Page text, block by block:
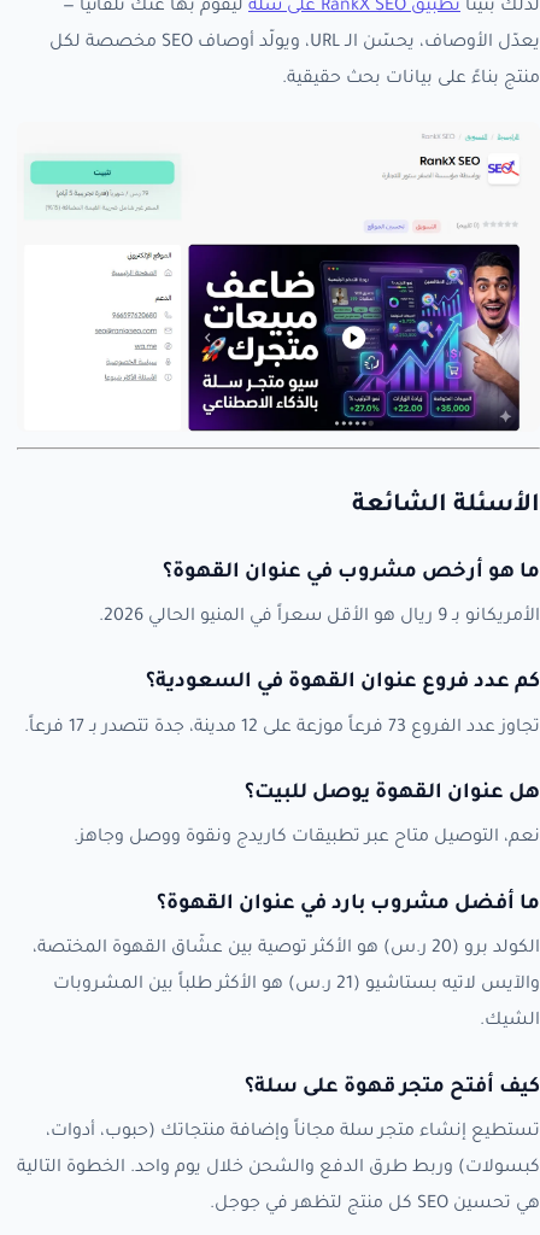
لذلك بنينا تطبيق RankX SEO على سلة
ليقوم بها عنك تلقائياً —
يعدّل الأوصاف، يحسّن الـ URL، ويولّد أوصاف SEO مخصصة لكل
منتج بناءً على بيانات بحث حقيقية.
الأسئلة الشائعة
ما هو أرخص مشروب في عنوان القهوة؟
الأمريكانو بـ 9 ريال هو الأقل سعراً في المنيو الحالي 2026.
كم عدد فروع عنوان القهوة في السعودية؟
تجاوز عدد الفروع 73 فرعاً موزعة على 12 مدينة، جدة تتصدر بـ 17 فرعاً.
هل عنوان القهوة يوصل للبيت؟
نعم، التوصيل متاح عبر تطبيقات كاريدج ونقوة ووصل وجاهز.
ما أفضل مشروب بارد في عنوان القهوة؟
الكولد برو (20 ر.س) هو الأكثر توصية بين عشّاق القهوة المختصة،
والآيس لاتيه بستاشيو (21 ر.س) هو الأكثر طلباً بين المشروبات
الشيك.
كيف أفتح متجر قهوة على سلة؟
تستطيع إنشاء متجر سلة مجاناً وإضافة منتجاتك (حبوب، أدوات،
كبسولات) وربط طرق الدفع والشحن خلال يوم واحد. الخطوة التالية
هي تحسين SEO كل منتج لتظهر في جوجل.